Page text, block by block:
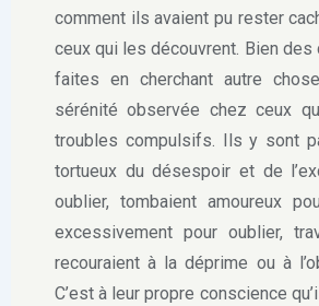
comment ils avaient pu rester
ceux qui les découvrent. Bien
faites en cherchant autre
sérénité observée chez ceux
troubles compulsifs. Ils y sont
tortueux du désespoir et de
oublier, tombaient amoureux
excessivement pour oublier,
recouraient à la déprime ou à
C’est à leur propre conscience